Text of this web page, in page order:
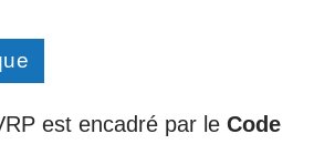
est encadré par le Code